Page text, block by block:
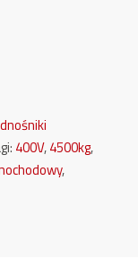
400V,4500kg,
,